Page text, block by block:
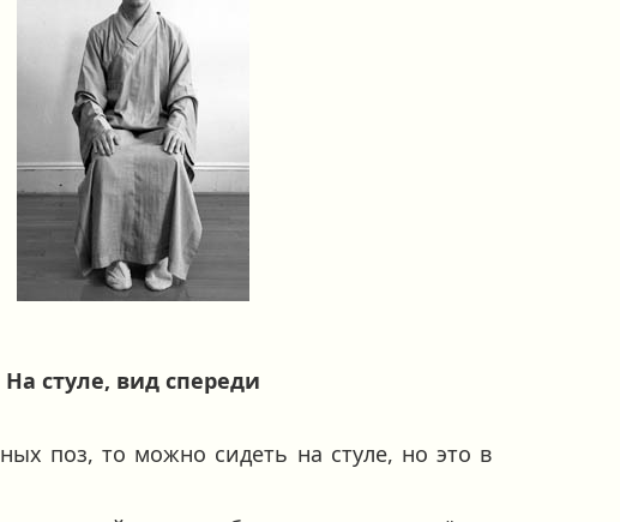
На стуле, вид спереди
поз, то можно сидеть на стуле, но это в